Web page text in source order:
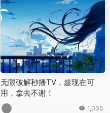
无限破解秒播TV，趁现在可
用，拿去不谢！
1,035